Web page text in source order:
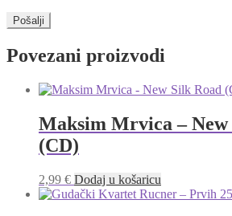
Povezani proizvodi
Maksim Mrvica – New
(CD)
2,99 € Dodaj u košaricu